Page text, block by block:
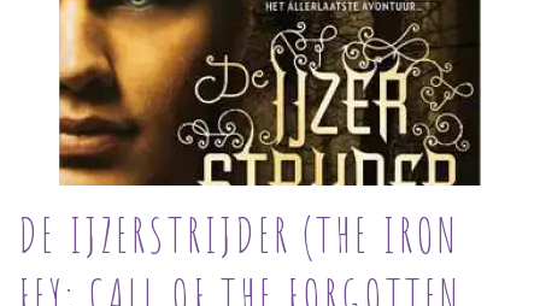
DE IJZERSTRIJDER (THE IRON